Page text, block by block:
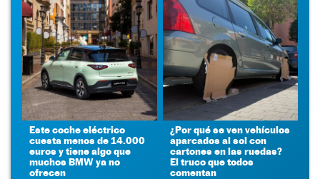
Este coche eléctrico
cuesta menos de 14.000
euros y tiene algo que
muchos BMW ya no
ofrecen
¿Por qué se ven vehículos
aparcados al sol con
cartones en las ruedas?
El truco que todos
comentan